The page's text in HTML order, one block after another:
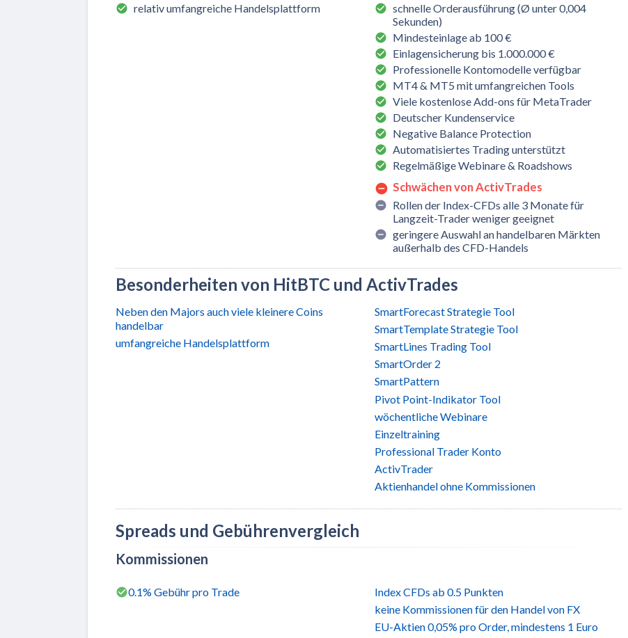
relativ umfangreiche Handelsplattform
schnelle Orderausführung (Ø unter 0,004
Sekunden)
Mindesteinlage ab 100 €
Einlagensicherung bis 1.000.000 €
Professionelle Kontomodelle verfügbar
MT4 & MT5 mit umfangreichen Tools
Viele kostenlose Add-ons für MetaTrader
Deutscher Kundenservice
Negative Balance Protection
Automatisiertes Trading unterstützt
Regelmäßige Webinare & Roadshows
Schwächen von ActivTrades
Rollen der Index-CFDs alle 3 Monate für
Langzeit-Trader weniger geeignet
geringere Auswahl an handelbaren Märkten
außerhalb des CFD-Handels
Besonderheiten von HitBTC und ActivTrades
Neben den Majors auch viele kleinere Coins
handelbar
umfangreiche Handelsplattform
SmartForecast Strategie Tool
SmartTemplate Strategie Tool
SmartLines Trading Tool
SmartOrder 2
SmartPattern
Pivot Point-Indikator Tool
wöchentliche Webinare
Einzeltraining
Professional Trader Konto
ActivTrader
Aktienhandel ohne Kommissionen
Spreads und Gebührenvergleich
Kommissionen
0.1% Gebühr pro Trade
Index CFDs ab 0.5 Punkten
keine Kommissionen für den Handel von FX
EU-Aktien 0,05% pro Order, mindestens 1 Euro